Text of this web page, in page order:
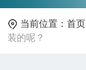
当前位置：首页
装的呢？